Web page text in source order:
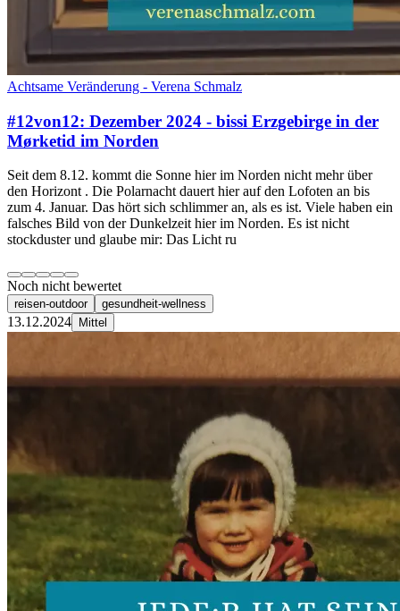
Achtsame Veränderung - Verena Schmalz
#12von12: Dezember 2024 - bissi Erzgebirge in der
Mørketid im Norden
Seit dem 8.12. kommt die Sonne hier im Norden nicht mehr über
den Horizont . Die Polarnacht dauert hier auf den Lofoten an bis
zum 4. Januar. Das hört sich schlimmer an, als es ist. Viele haben ein
falsches Bild von der Dunkelzeit hier im Norden. Es ist nicht
stockduster und glaube mir: Das Licht ru
Noch nicht bewertet
reisen-outdoor gesundheit-wellness
13.12.2024 Mittel